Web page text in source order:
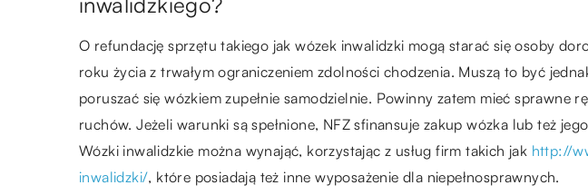
O refundację sprzętu takiego jak wózek inwalidzki mogą starać się osoby
roku życia z trwałym ograniczeniem zdolności chodzenia. Muszą to być
poruszać się wózkiem zupełnie samodzielnie. Powinny zatem mieć sprawne
ruchów. Jeżeli warunki są spełnione, NFZ sfinansuje zakup wózka lub też
Wózki inwalidzkie można wynająć, korzystając z usług firm takich jak http://
inwalidzki/, które posiadają też inne wyposażenie dla niepełnosprawnych.